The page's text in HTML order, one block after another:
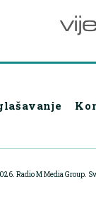
Radio M Media Group.